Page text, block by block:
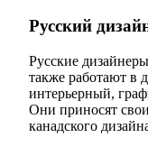
Русский
Русские
также работают в
интерьерный,
Они приносят
канадского